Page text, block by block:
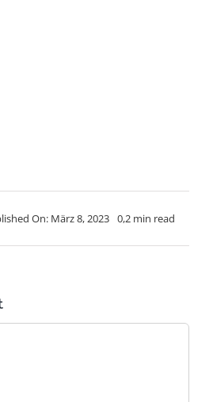
On: März 8, 2023 0,2 min read